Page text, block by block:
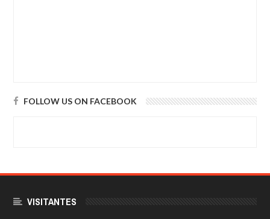
FOLLOW US ON FACEBOOK
VISITANTES